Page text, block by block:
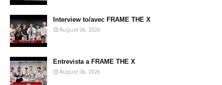
Interview to/avec FRAME THE X
August 06, 2026
Entrevista a FRAME THE X
August 06, 2026